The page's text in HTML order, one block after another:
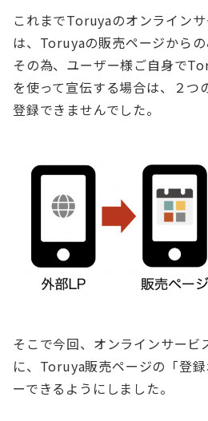
これまでToruyaのオンライン
は、Toruyaの販売ページからの
その為、ユーザー様ご自身で
を使って宣伝する場合は、２つ
登録できませんでした。
そこで今回、オンラインサービ
に、Toruya販売ページの「登
ーできるようにしました。